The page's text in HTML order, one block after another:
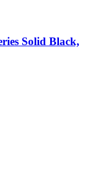
Solid Black,